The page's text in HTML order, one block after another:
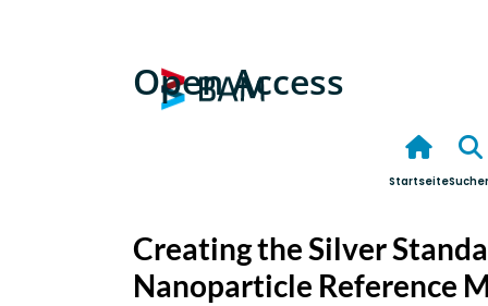
Open Access
Startseite
Creating the Silver
Nanoparticle Reference